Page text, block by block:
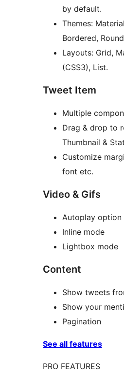
by default.
Themes:
Bordered,
Layouts: Grid,
(CSS3), List.
Tweet Item
Multiple
Drag & drop to
Thumbnail &
Customize
font etc.
Video & Gifs
Autoplay option
Inline mode
Lightbox mode
Content
Show tweets
Show your
Pagination
See all features
PRO FEATURES